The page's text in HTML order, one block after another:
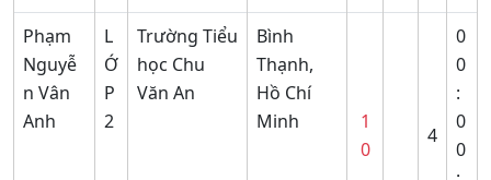
Phạm
Nguyễ
n Vân
Anh
L
Ớ
P
2
Trường Tiểu
học Chu
Văn An
Bình
Thạnh,
Hồ Chí
Minh
1
0
4
0
0
:
0
0